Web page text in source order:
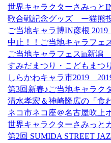
世界キャラクターさみっと
歌合戦記念グッズ ー猫熊
ご当地キャラ博IN彦根
中止！！ご当地キャラフェ
ご当地キャラフェスin新潟
すみだまつり・こどもま
しらかわキャラ市2019
第3回新春♪ご当地キャラク
清水孝宏＆神崎隆広の「食
ネコ市ネコ座＠名古屋吹上
世界キャラクターさみっと
第2回 SUMIDA STREET